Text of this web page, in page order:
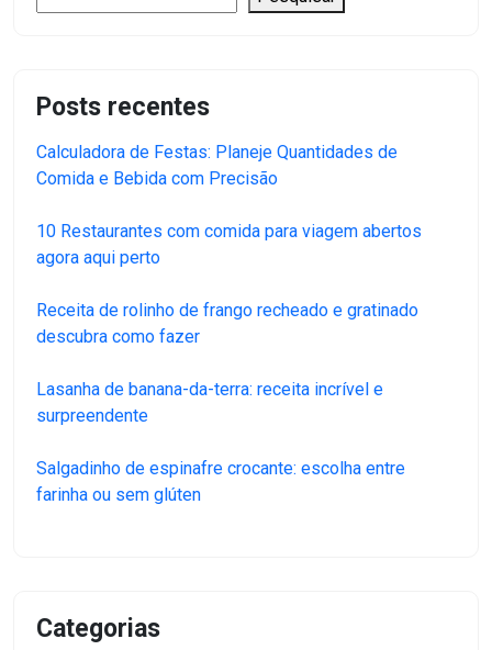
Posts recentes
Calculadora de Festas: Planeje Quantidades de
Comida e Bebida com Precisão
10 Restaurantes com comida para viagem abertos
agora aqui perto
Receita de rolinho de frango recheado e gratinado
descubra como fazer
Lasanha de banana-da-terra: receita incrível e
surpreendente
Salgadinho de espinafre crocante: escolha entre
farinha ou sem glúten
Categorias